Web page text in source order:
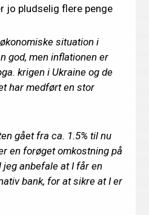
jo pludselig flere penge
situation i
god, men inflationen er
krigen i Ukraine og de
har medført en stor
gået fra ca. 1.5% til nu
en forøget omkostning på
anbefale at I får en
bank, for at sikre at I er